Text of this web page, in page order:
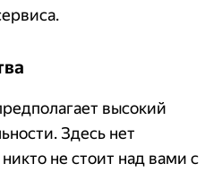
высокий
Здесь нет
не стоит над вами с